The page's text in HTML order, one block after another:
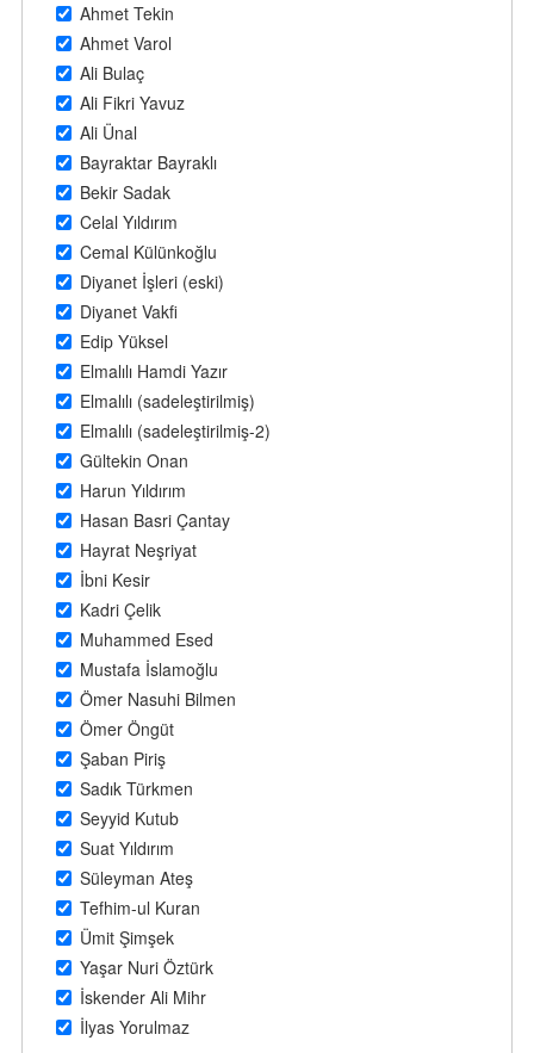
Ahmet Tekin
Ahmet Varol
Ali Bulaç
Ali Fikri Yavuz
Ali Ünal
Bayraktar Bayraklı
Bekir Sadak
Celal Yıldırım
Cemal Külünkoğlu
Diyanet İşleri (eski)
Diyanet Vakfi
Edip Yüksel
Elmalılı Hamdi Yazır
Elmalılı (sadeleştirilmiş)
Elmalılı (sadeleştirilmiş-2)
Gültekin Onan
Harun Yıldırım
Hasan Basri Çantay
Hayrat Neşriyat
İbni Kesir
Kadri Çelik
Muhammed Esed
Mustafa İslamoğlu
Ömer Nasuhi Bilmen
Ömer Öngüt
Şaban Piriş
Sadık Türkmen
Seyyid Kutub
Suat Yıldırım
Süleyman Ateş
Tefhim-ul Kuran
Ümit Şimşek
Yaşar Nuri Öztürk
İskender Ali Mihr
İlyas Yorulmaz